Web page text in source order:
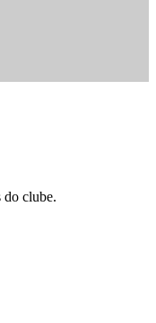
do clube.